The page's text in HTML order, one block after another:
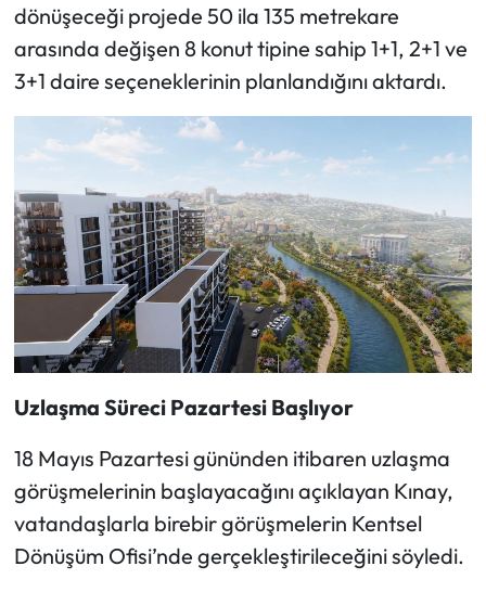
dönüşeceği projede 50 ila 135 metrekare
arasında değişen 8 konut tipine sahip 1+1, 2+1 ve
3+1 daire seçeneklerinin planlandığını aktardı.
Uzlaşma Süreci Pazartesi Başlıyor
18 Mayıs Pazartesi gününden itibaren uzlaşma
görüşmelerinin başlayacağını açıklayan Kınay,
vatandaşlarla birebir görüşmelerin Kentsel
Dönüşüm Ofisi’nde gerçekleştirileceğini söyledi.